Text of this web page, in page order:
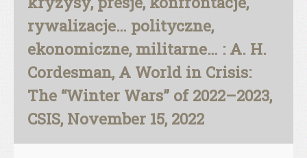
rywalizacje… polityczne,
ekonomiczne, militarne… : A. H.
Cordesman, A World in Crisis:
The “Winter Wars” of 2022–2023,
CSIS, November 15, 2022